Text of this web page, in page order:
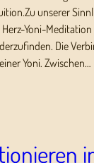
unserer
Yoni-
Die
Yoni. Zwischen…